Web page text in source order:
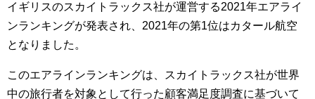
イギリスのスカイトラックス社が運営する2021年エアライ
ンランキングが発表され、2021年の第1位はカタール航空
となりました。
このエアラインランキングは、スカイトラックス社が世界
中の旅行者を対象として行った顧客満足度調査に基づいて